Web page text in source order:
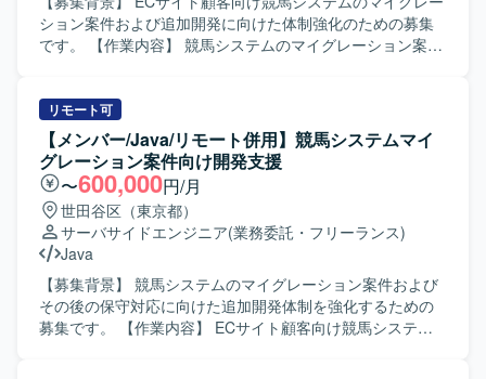
す。 【開発環境】 映像伝達プロトコルとしてSRTや
WebRTCを利用した環境での解析・デバッグを行っていた
ション案件および追加開発に向けた体制強化のための募集
です。 【作業内容】 競馬システムのマイグレーション案件
要件定義や仕様理解、顧客調整、品質チェックやレビュ
ー、メンバー管理、周囲の参画者とのコミュニケーション
を行っていただきます。開発メンバーは競馬システムに関
わる機能追加や改修、マイグレーションに向けた開発作業
をチームで分担して行っていただきます。マイグレーショ
ン案件対応後は保守フェーズに移行し、継続的な改善や不
具合対応なども想定しています。 【求める人物像】 複数メ
ンバーと連携しながらプロジェクトを推進できる方を求め
ています。仕様理解や顧客調整を主体的に行い、品質とス
ケジュールのバランスを意識しながら進行管理ができる方
を歓迎いたします。英語を用いたコミュニケーションやド
リモート可
【メンバー/Java/リモート併用】競馬システムマイ
グレーション案件向け開発支援
〜600,000円/月
世田谷区（東京都）
サーバサイドエンジニア(業務委託・フリーランス)
Java
【募集背景】 競馬システムのマイグレーション案件および
その後の保守対応に向けた追加開発体制を強化するための
募集です。 【作業内容】 ECサイト顧客向け競馬システム